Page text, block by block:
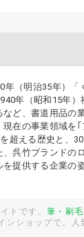
年（明治35年）
年（昭和15年
ど、書道用品
在の事業領域を
超える歴史と、
呉竹ブランド
提供する企業の
トです。筆・刷
ショップで。